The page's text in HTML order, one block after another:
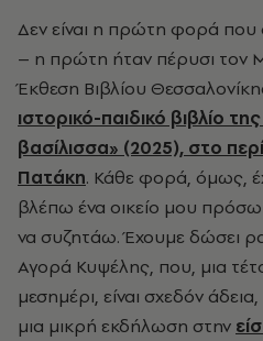
Δεν είναι η πρώτη φορά που
– η πρώτη ήταν πέρυσι τον
Έκθεση Βιβλίου
ιστορικό-παιδικό βιβλίο
βασίλισσα» (2025), στο
Πατάκη. Κάθε φορά, όμως,
βλέπω ένα οικείο μου
να συζητάω. Έχουμε δώσει
Αγορά Κυψέλης, που, μια
μεσημέρι, είναι σχεδόν
μια μικρή εκδήλωση στην